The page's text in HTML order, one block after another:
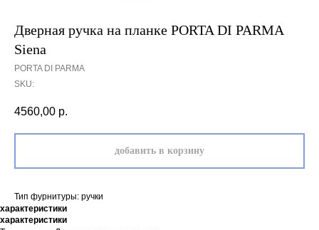
Дверная ручка на планке PORTA DI PARMA
Siena
PORTA DI PARMA
SKU:
4560,00 р.
добавить в корзину
Тип фурнитуры: ручки
характеристики
характеристики